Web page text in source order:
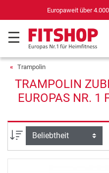
Europaweit über
Trampolin
TRAMPOLIN
EUROPAS NR. 1
Sortierung